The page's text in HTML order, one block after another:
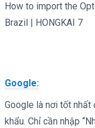
How to import the
Brazil | HONGKAI 7
Google:
Google là nơi tốt nhất
khẩu. Chỉ cần nhập